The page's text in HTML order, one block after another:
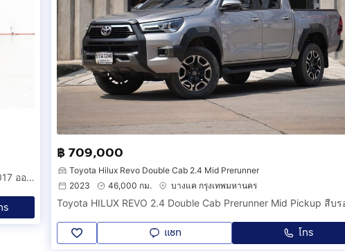
FORD RANGER DOUBLE CAB 2.2 WILDTRAK HI-RIDER AT 2017 ออกรถ 0 บาท รหัสรถ 4B382
ร
฿ 709,000
Toyota Hilux Revo Double Cab 2.4 Mid Prerunner
2023
46,000 กม. บางแค กรุงเทพมหานคร
แชท โทร